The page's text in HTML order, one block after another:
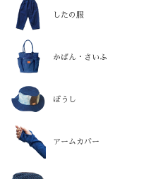
したの服
かばん・さいふ
ぼうし
アームカバー